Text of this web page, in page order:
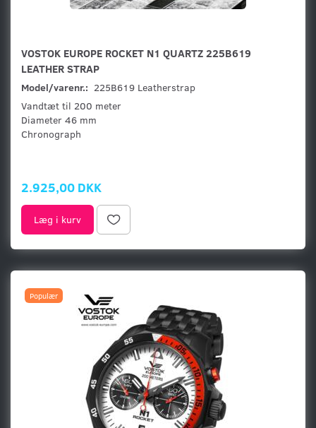
VOSTOK EUROPE ROCKET N1 QUARTZ 225B619
LEATHER STRAP
Model/varenr.: 225B619 Leatherstrap
Vandtæt til 200 meter
Diameter 46 mm
Chronograph
2.925,00 DKK
Læg i kurv
Populær